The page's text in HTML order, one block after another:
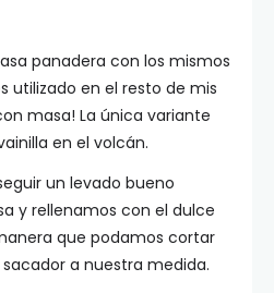
panadera con los mismos
utilizado en el resto de mis
masa! La única variante
en el volcán.
un levado bueno
y rellenamos con el dulce
que podamos cortar
a nuestra medida.